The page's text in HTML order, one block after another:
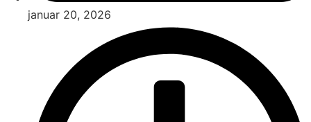
januar 20, 2026